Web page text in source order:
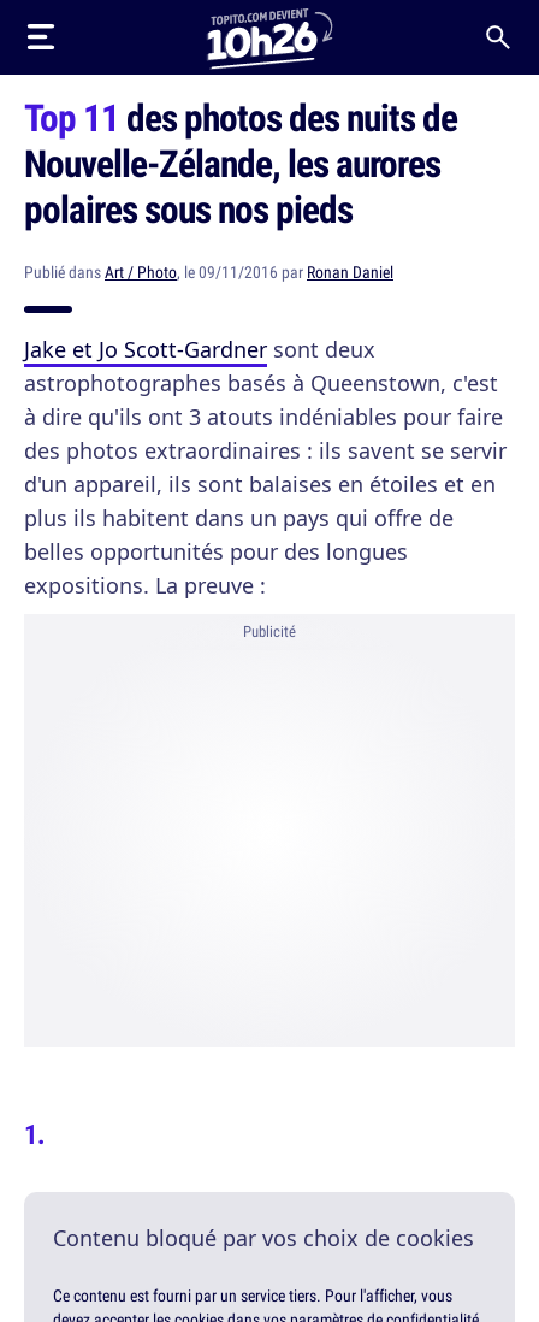
Top 11 des photos des nuits de
Nouvelle-Zélande, les aurores
polaires sous nos pieds
Publié dansArt / Photo, le 09/11/2016 par Ronan Daniel
Jake et Jo Scott-Gardner sont deux
astrophotographes basés à Queenstown, c'est
à dire qu'ils ont 3 atouts indéniables pour faire
des photos extraordinaires : ils savent se servir
d'un appareil, ils sont balaises en étoiles et en
plus ils habitent dans un pays qui offre de
belles opportunités pour des longues
expositions. La preuve :
Publicité
Contenu bloqué par vos choix de cookies
Ce contenu est fourni par un service tiers. Pour l'afficher, vous